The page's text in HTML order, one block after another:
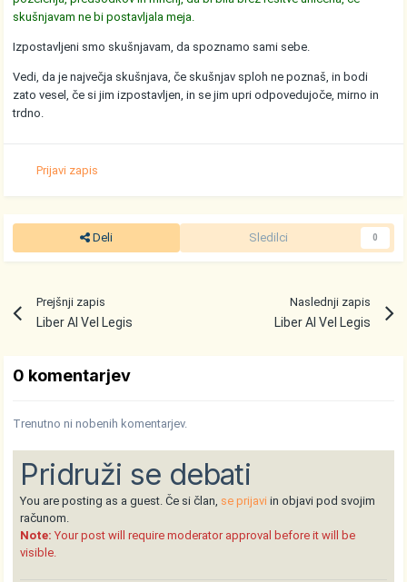
skušnjavam ne bi postavljala meja.
Izpostavljeni smo skušnjavam, da spoznamo sami sebe.
Vedi, da je največja skušnjava, če skušnjav sploh ne poznaš, in bodi
zato vesel, če si jim izpostavljen, in se jim upri odpovedujoče, mirno in
trdno.
Prijavi zapis
Deli Sledilci 0
Prejšnji zapis
Liber Al Vel Legis
Naslednji zapis
Liber Al Vel Legis
0 komentarjev
Trenutno ni nobenih komentarjev.
Pridruži se debati
You are posting as a guest. Če si član, se prijavi in objavi pod svojim
računom.
Note: Your post will require moderator approval before it will be
visible.